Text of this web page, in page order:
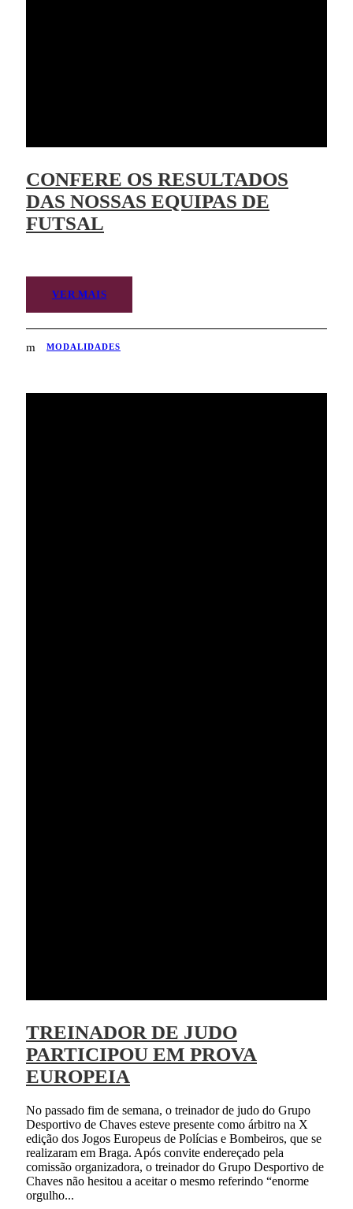
CONFERE OS RESULTADOS
DAS NOSSAS EQUIPAS DE
FUTSAL
VER MAIS
MODALIDADES
TREINADOR DE JUDO
PARTICIPOU EM PROVA
EUROPEIA
No passado fim de semana, o treinador de judo do Grupo
Desportivo de Chaves esteve presente como árbitro na X
edição dos Jogos Europeus de Polícias e Bombeiros, que se
realizaram em Braga. Após convite endereçado pela
comissão organizadora, o treinador do Grupo Desportivo de
Chaves não hesitou a aceitar o mesmo referindo “enorme
orgulho...